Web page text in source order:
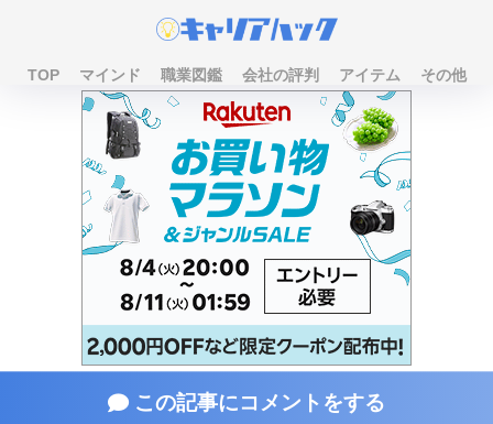
TOP マインド 職業図鑑 会社の評判 アイテム その他
この記事にコメントをする